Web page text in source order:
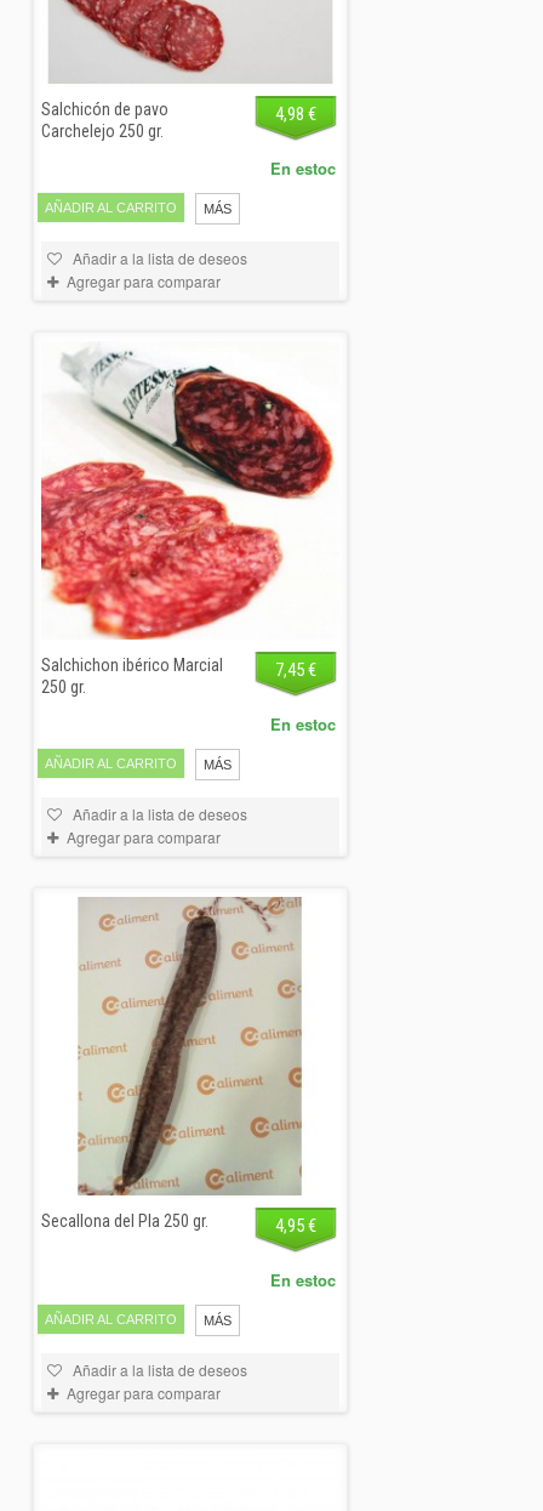
Salchicón de pavo
Carchelejo 250 gr.
4,98 €
AÑADIR AL CARRITO MÁS
En estoc
Añadir a la lista de deseos
Agregar para comparar
Salchichon ibérico Marcial
250 gr.
7,45 €
AÑADIR AL CARRITO MÁS
En estoc
Añadir a la lista de deseos
Agregar para comparar
Secallona del Pla 250 gr. 4,95 €
AÑADIR AL CARRITO MÁS
En estoc
Añadir a la lista de deseos
Agregar para comparar